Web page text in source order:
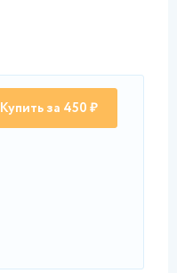
Купить за 450 ₽